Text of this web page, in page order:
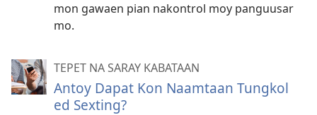
mon gawaen pian nakontrol moy panguusar
mo.
TEPET NA SARAY KABATAAN
Antoy Dapat Kon Naamtaan Tungkol
ed Sexting?